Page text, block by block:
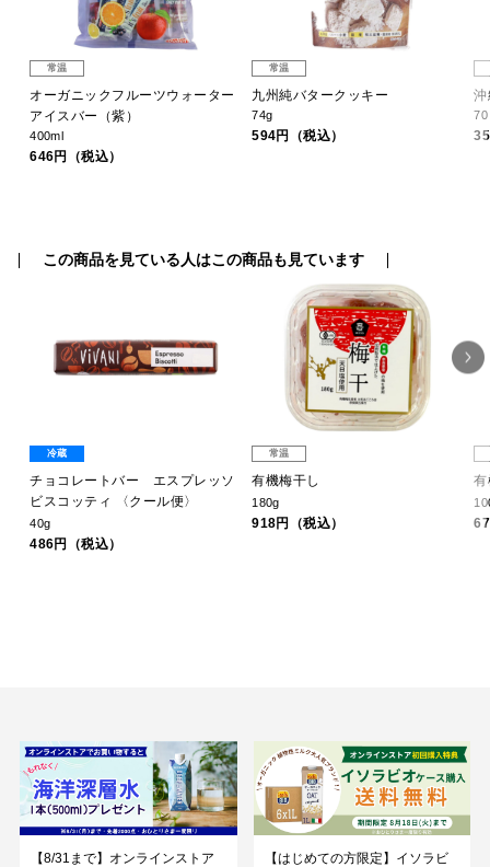
常温
オーガニックフルーツウォーター
アイスバー（紫）
400ml
646円（税込）
常温
九州純バタークッキー
74g
594円（税込）
70
この商品を見ている人はこの商品も見ています
冷蔵
チョコレートバー エスプレッソ
ビスコッティ 〈クール便〉
40g
486円（税込）
常温
有機梅干し
180g
918円（税込）
【8/31まで】オンラインストア
【はじめての方限定】イソラビ